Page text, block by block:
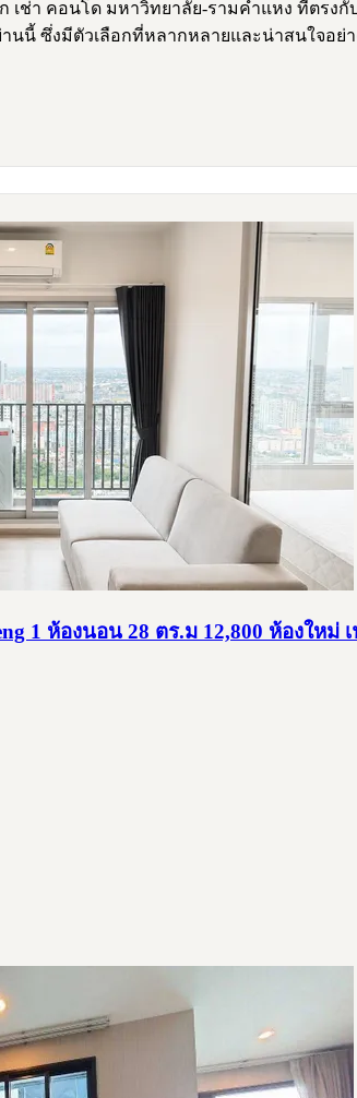
เช่า คอนโด มหาวิทยาลัย-รามคำแหง ที่ตร
นี้ ซึ่งมีตัวเลือกที่หลากหลายและน่าสนใจอย่
1 ห้องนอน 28 ตร.ม 12,800 ห้องใหม่